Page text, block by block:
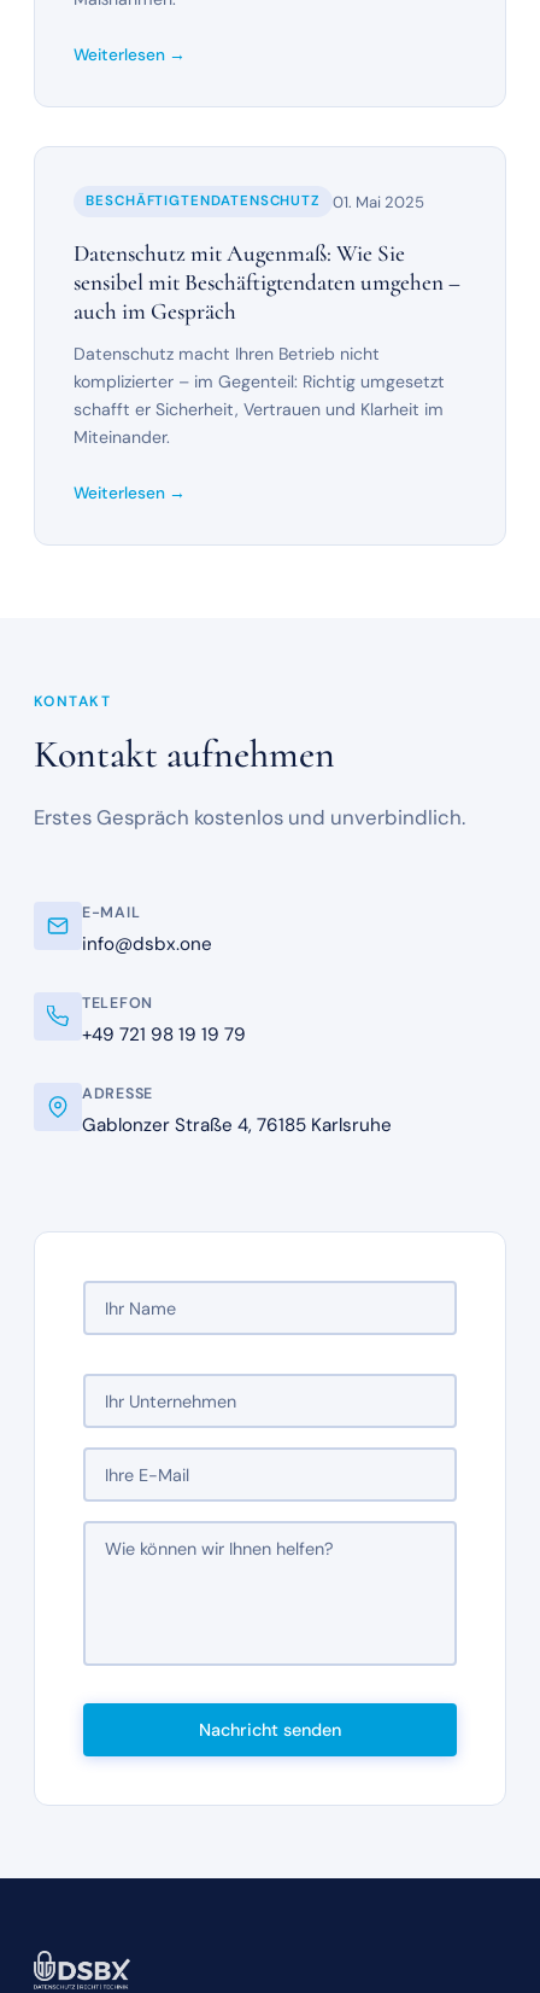
Weiterlesen →
BESCHÄFTIGTENDATENSCHUTZ 01. Mai 2025
Datenschutz mit Augenmaß: Wie Sie
sensibel mit Beschäftigtendaten umgehen –
auch im Gespräch
Datenschutz macht Ihren Betrieb nicht
komplizierter – im Gegenteil: Richtig umgesetzt
schafft er Sicherheit, Vertrauen und Klarheit im
Miteinander.
Weiterlesen →
KONTAKT
Kontakt aufnehmen
Erstes Gespräch kostenlos und unverbindlich.
E-MAIL
info@dsbx.one
TELEFON
+49 721 98 19 19 79
ADRESSE
Gablonzer Straße 4, 76185 Karlsruhe
Nachricht senden